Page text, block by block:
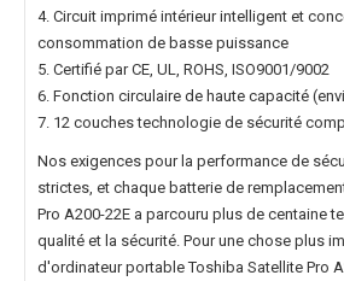
4. Circuit imprimé intérieur intelligent et
consommation de basse puissance
5. Certifié par CE, UL, ROHS, ISO9001/9002
6. Fonction circulaire de haute capacité
7. 12 couches technologie de sécurité
Nos exigences pour la performance de
strictes, et chaque batterie de
Pro A200-22E a parcouru plus de centaine
qualité et la sécurité. Pour une chose plus
d'ordinateur portable Toshiba Satellite Pro